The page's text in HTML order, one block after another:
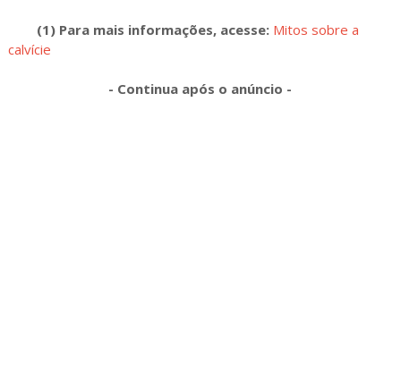
(1) Para mais informações, acesse: Mitos sobre a
calvície
- Continua após o anúncio -